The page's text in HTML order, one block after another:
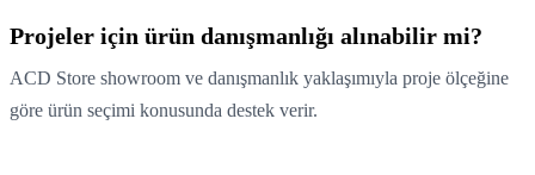
Projeler için ürün danışmanlığı alınabilir mi?
ACD Store showroom ve danışmanlık yaklaşımıyla proje ölçeğine
göre ürün seçimi konusunda destek verir.